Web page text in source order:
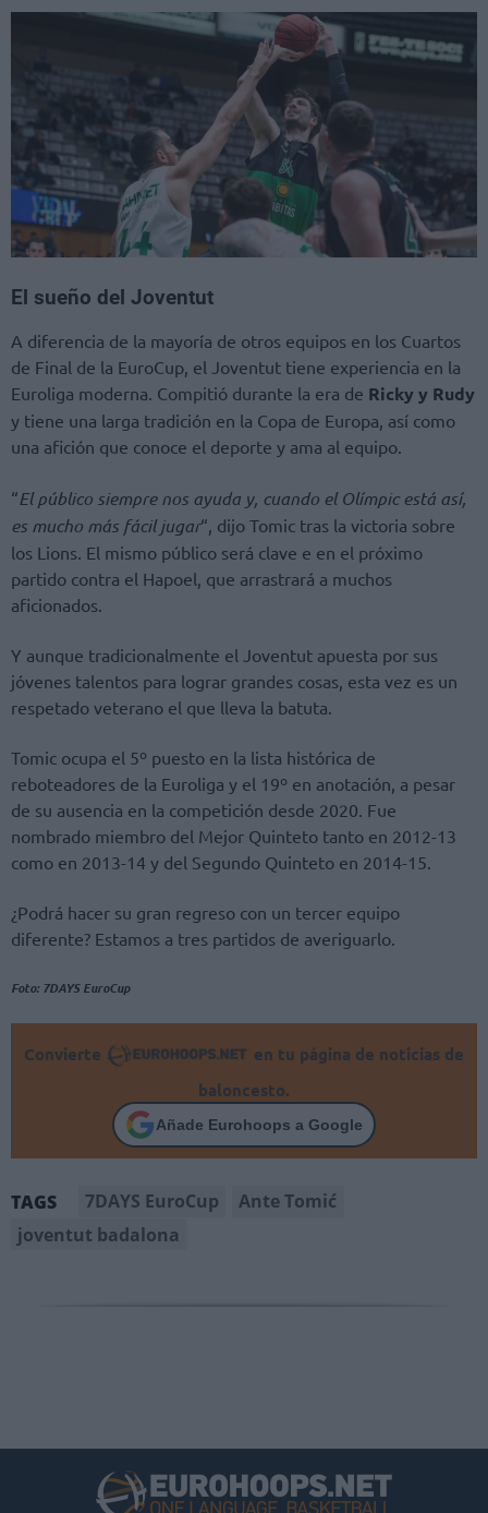
El sueño del Joventut
A diferencia de la mayoría de otros equipos en los Cuartos
de Final de la EuroCup, el Joventut tiene experiencia en la
Euroliga moderna. Compitió durante la era de Ricky y Rudy
y tiene una larga tradición en la Copa de Europa, así como
una afición que conoce el deporte y ama al equipo.
“El público siempre nos ayuda y, cuando el Olímpic está así,
es mucho más fácil jugar“, dijo Tomic tras la victoria sobre
los Lions. El mismo público será clave e en el próximo
partido contra el Hapoel, que arrastrará a muchos
aficionados.
Y aunque tradicionalmente el Joventut apuesta por sus
jóvenes talentos para lograr grandes cosas, esta vez es un
respetado veterano el que lleva la batuta.
Tomic ocupa el 5º puesto en la lista histórica de
reboteadores de la Euroliga y el 19º en anotación, a pesar
de su ausencia en la competición desde 2020. Fue
nombrado miembro del Mejor Quinteto tanto en 2012-13
como en 2013-14 y del Segundo Quinteto en 2014-15.
¿Podrá hacer su gran regreso con un tercer equipo
diferente? Estamos a tres partidos de averiguarlo.
Foto: 7DAYS EuroCup
Convierte
en tu página de noticias de
baloncesto.
Añade Eurohoops a Google
TAGS 7DAYS EuroCup
Ante Tomić
joventut badalona